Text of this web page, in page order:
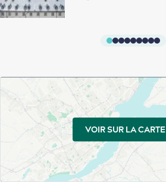
VOIR SUR LA CARTE